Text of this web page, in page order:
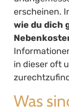
erscheinen.
wie du dich
in dieser oft
Was